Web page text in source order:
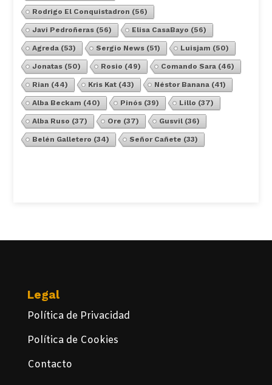
Rodrigo El Conquistadron (56)
Javi Pedroñeras(56) Elisa CasaBayo (56)
Agreda(53) Sergio News(51) Luisjam (50)
Jonatas(50) Rosio (49) Comando Sara(46)
Rian (44) Kris Kat(43) Néstor Banana(41)
Alba Beckam (40) Pinós(39) Lillo (37)
Alba Ruso (37) Ore (37) Gusvil(36)
Belén Galletero (34) Señor Cañete (33)
Legal
Política de Privacidad
Política de Cookies
Contacto